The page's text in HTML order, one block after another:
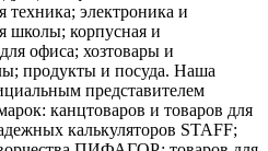
техника; электроника и
школы; корпусная и
офиса; хозтовары и
продукты и посуда. Наша
представителем
канцтоваров и товаров для
калькуляторов STAFF;